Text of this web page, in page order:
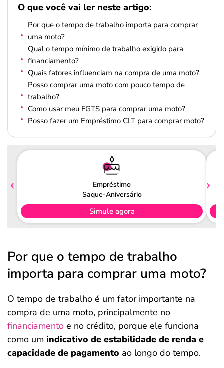
O que você vai ler neste artigo:
Por que o tempo de trabalho importa para comprar
uma moto?
Qual o tempo mínimo de trabalho exigido para
financiamento?
Quais fatores influenciam na compra de uma moto?
Posso comprar uma moto com pouco tempo de
trabalho?
Como usar meu FGTS para comprar uma moto?
Posso fazer um Empréstimo CLT para comprar moto?
Empréstimo
Saque-Aniversário
Simule agora
Por que o tempo de trabalho
importa para comprar uma moto?
O tempo de trabalho é um fator importante na
compra de uma moto, principalmente no
financiamento e no crédito, porque ele funciona
como um indicativo de estabilidade de renda e
capacidade de pagamento ao longo do tempo.